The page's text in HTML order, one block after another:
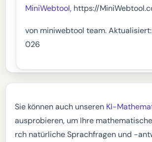
MiniWebtool, https://
von miniwebtool team. Aktualisiert:
026
Sie können auch unseren KI-
ausprobieren, um Ihre
rch natürliche Sprachfragen und -